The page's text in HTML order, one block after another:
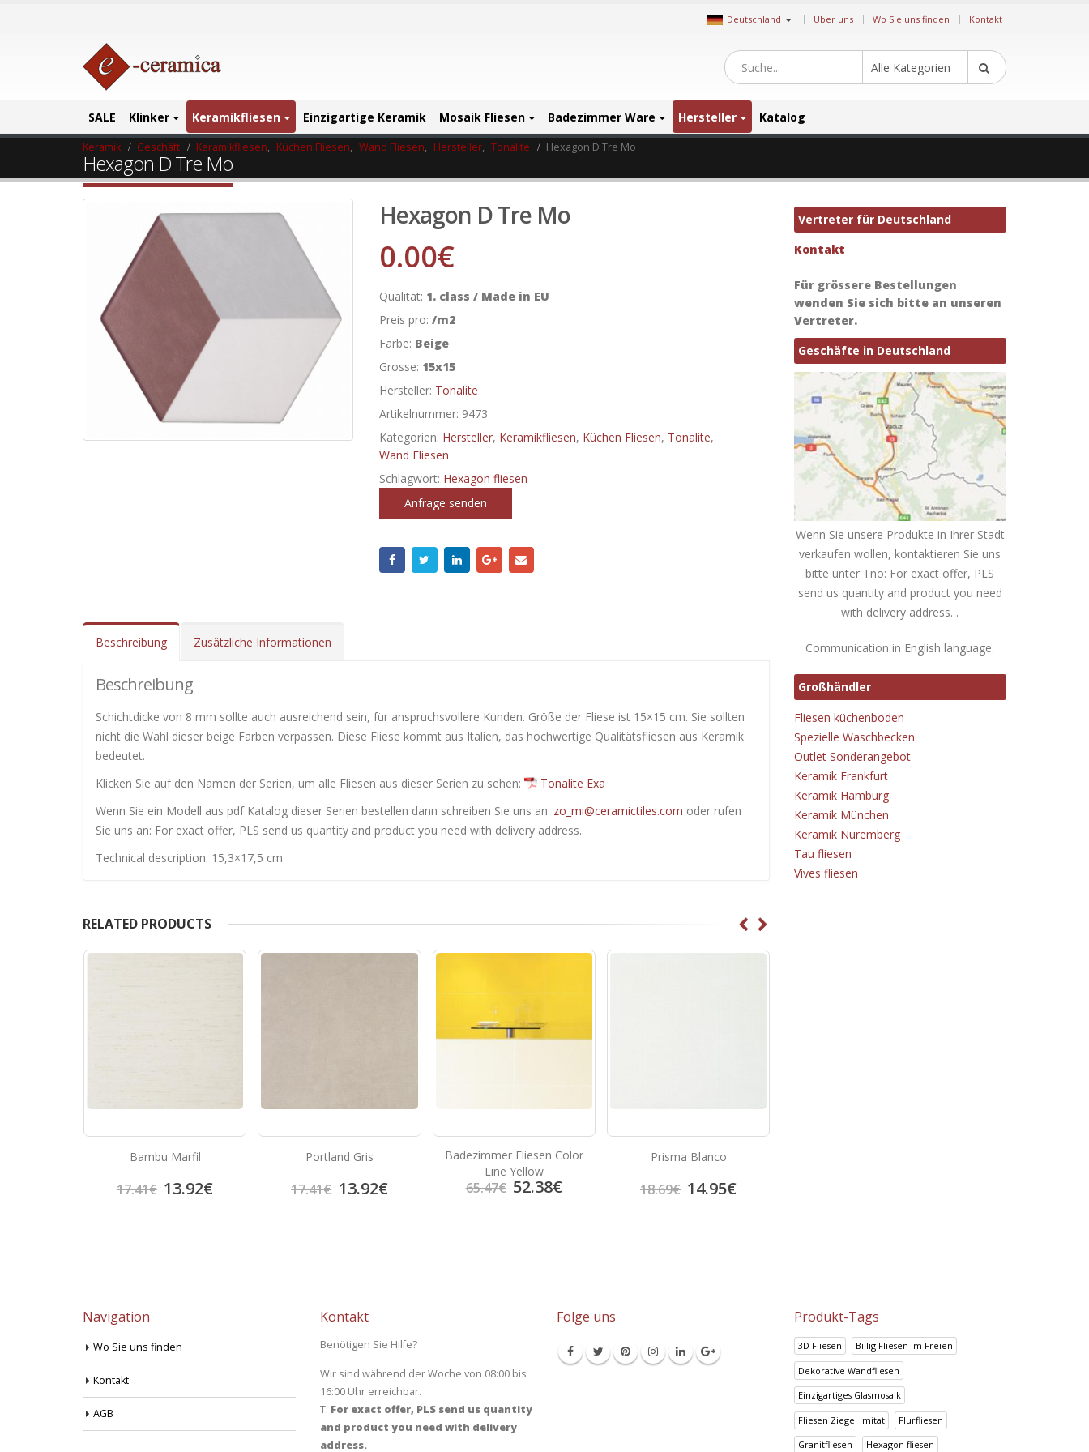
Deutschland | Über uns Wo Sie uns finden Kontakt
Alle Kategorien
SALE Klinker Keramikfliesen Einzigartige Keramik Mosaik Fliesen Badezimmer Ware Hersteller Katalog
Keramik Geschäft Keramikfliesen, Küchen Fliesen, Wand Fliesen, Hersteller, Tonalite Hexagon D Tre Mo
Hexagon D Tre Mo
Hexagon D Tre Mo
0.00€
Qualität: 1. class / Made in EU
Preis pro: /m2
Farbe: Beige
Grosse: 15x15
Hersteller: Tonalite
Artikelnummer: 9473
Kategorien: Hersteller, Keramikfliesen, Küchen Fliesen, Tonalite,
Wand Fliesen
Schlagwort: Hexagon fliesen
Anfrage senden
Beschreibung Zusätzliche Informationen
Beschreibung
Schichtdicke von 8 mm sollte auch ausreichend sein, für anspruchsvollere Kunden. Größe der Fliese ist 15×15 cm. Sie sollten
nicht die Wahl dieser beige Farben verpassen. Diese Fliese kommt aus Italien, das hochwertige Qualitätsfliesen aus Keramik
bedeutet.
Klicken Sie auf den Namen der Serien, um alle Fliesen ​​aus dieser Serien zu sehen:
Tonalite Exa
Wenn Sie ein Modell aus pdf Katalog dieser Serien bestellen dann schreiben Sie uns an: zo_mi@ceramictiles.com oder rufen
Sie uns an: For exact offer, PLS send us quantity and product you need with delivery address..
Technical description: 15,3×17,5 cm
RELATED PRODUCTS
Bambu Marfil
17.41€ 13.92€
Portland Gris
17.41€ 13.92€
Badezimmer Fliesen Color
Line Yellow
65.47€ 52.38€
Prisma Blanco
18.69€ 14.95€
Vertreter für Deutschland
Kontakt
Für grössere Bestellungen
wenden Sie sich bitte an unseren
Vertreter.
Geschäfte in Deutschland
Wenn Sie unsere Produkte in Ihrer Stadt
verkaufen wollen, kontaktieren Sie uns
bitte unter Tno: For exact offer, PLS
send us quantity and product you need
with delivery address. .
Communication in English language.
Großhändler
Fliesen küchenboden
Spezielle Waschbecken
Outlet Sonderangebot
Keramik Frankfurt
Keramik Hamburg
Keramik München
Keramik Nuremberg
Tau fliesen
Vives fliesen
Navigation
Wo Sie uns finden
Kontakt
AGB
Kontakt
Benötigen Sie Hilfe?
Wir sind während der Woche von 08:00 bis
16:00 Uhr erreichbar.
T: For exact offer, PLS send us quantity
and product you need with delivery
address.
Folge uns Produkt-Tags
3D Fliesen Billig Fliesen im Freien
Dekorative Wandfliesen
Einzigartiges Glasmosaik
Fliesen Ziegel Imitat Flurfliesen
Granitfliesen Hexagon fliesen